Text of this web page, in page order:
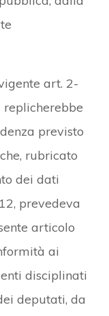
art. 2-
replicherebbe
previsto
rubricato
dei dati
prevedeva
articolo
ai
disciplinati
deputati, da